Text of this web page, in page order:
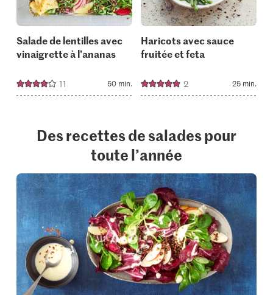
Salade de lentilles avec
vinaigrette à l'ananas
11 50 min.
Haricots avec sauce
fruitée et feta
2 25 min.
Des recettes de salades pour
toute l’année